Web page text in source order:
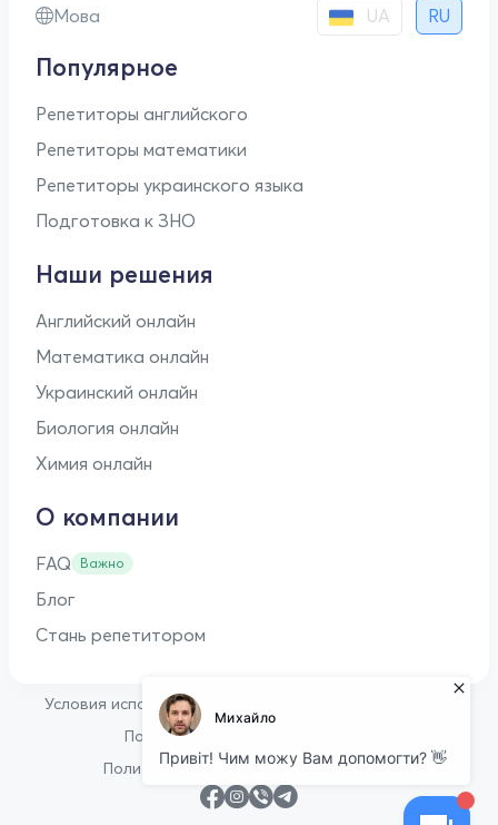
Мова
UA RU
Популярное
Репетиторы английского
Репетиторы математики
Репетиторы украинского языка
Подготовка к ЗНО
Наши решения
Английский онлайн
Математика онлайн
Украинский онлайн
Биология онлайн
Химия онлайн
О компании
FAQ Важно
Блог
Стань репетитором
Условия использования
Политика конфиденциальности
Политика в отношении файлов cookie